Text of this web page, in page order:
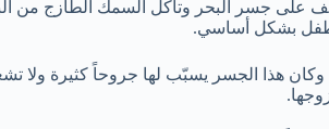
تقف على جسر البحر وتأكل السمك الطازج من
بشكل أساسي.
هذا الجسر يسبّب لها جروحاً كثيرة ولا